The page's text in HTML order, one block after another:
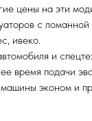
цены на эти
с
ивеко.
и
время подачи
эконом и